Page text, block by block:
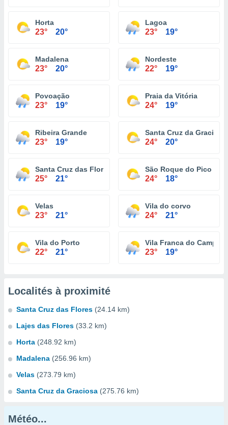
Horta
23° 20°
Lagoa
23° 19°
Madalena
23° 20°
Nordeste
22° 19°
Povoação
23° 19°
Praia da Vitória
24° 19°
Ribeira Grande
23° 19°
Santa Cruz da Graciosa
24° 20°
Santa Cruz das Flores
25° 21°
São Roque do Pico
24° 18°
Velas
23° 21°
Vila do corvo
24° 21°
Vila do Porto
22° 21°
Vila Franca do Campo
23° 19°
Localités à proximité
Santa Cruz das Flores (24.14 km)
Lajes das Flores (33.2 km)
Horta (248.92 km)
Madalena (256.96 km)
Velas (273.79 km)
Santa Cruz da Graciosa (275.76 km)
Météo...